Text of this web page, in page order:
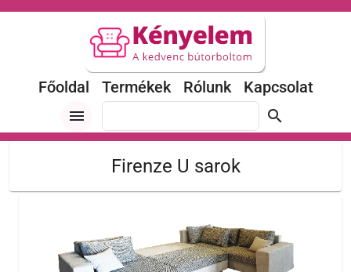
Főoldal Termékek Rólunk
Kapcsolat
menu
search
Firenze U sarok